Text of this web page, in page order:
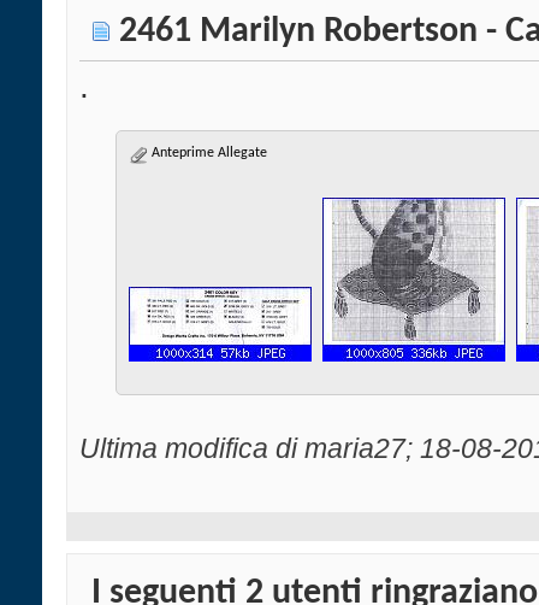
2461 Marilyn Robertson -
.
Anteprime Allegate
Ultima modifica di maria27; 18-08-
I seguenti 2 utenti